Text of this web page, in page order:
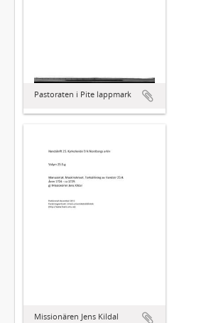
Pastoraten i Pite lappmark
Missionären Jens Kildal